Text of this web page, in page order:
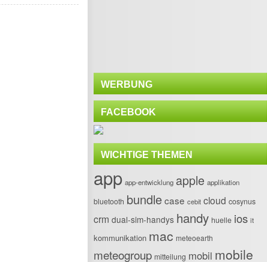
WERBUNG
FACEBOOK
WICHTIGE THEMEN
app app-entwicklung apple applikation
bluetooth bundlecase cebit cloud cosynus
crm dual-sim-handys handy huelle ios it
kommunikation mac meteoearth
meteogroup mitteilung mobil mobile